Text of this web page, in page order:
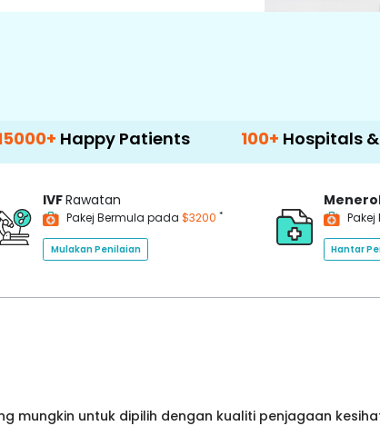
Patients 100+Hospitals & Clinics
IVFRawatan
Pakej Bermula pada $3200 *
Mulakan Penilaian Hantar
untuk dipilih dengan kualiti penjagaan